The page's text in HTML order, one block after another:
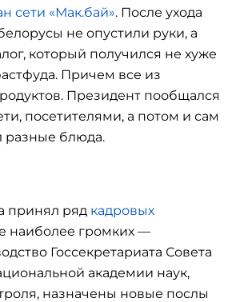
сети «Мак.бай». После ухода
не опустили руки, а
который получился не хуже
Причем все из
Президент пообщался
посетителями, а потом и сам
разные блюда.
принял ряд кадровых
наиболее громких —
Госсекретариата Совета
академии наук,
назначены новые послы